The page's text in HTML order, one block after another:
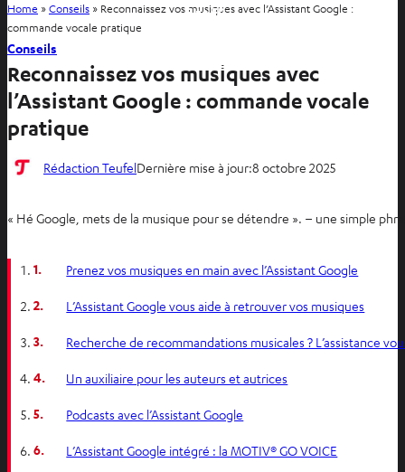
Site FR
Site BE
Home »Conseils » Reconnaissez vos musiques avec l’Assistant Google :
commande vocale pratique
Conseils
Reconnaissez vos musiques avec
l’Assistant Google : commande vocale
pratique
Rédaction TeufelDernière mise à jour:8 octobre 2025
« Hé Google, mets de la musique pour se détendre ». – une simple
1. Prenez vos musiques en main avec l’Assistant Google
2. L’Assistant Google vous aide à retrouver vos musiques
3. Recherche de recommandations musicales ? L’assistance
4. Un auxiliaire pour les auteurs et autrices
5. Podcasts avec l’Assistant Google
6. L’Assistant Google intégré : la MOTIV® GO VOICE